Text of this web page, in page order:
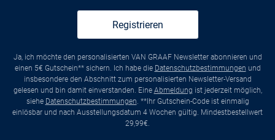
Registrieren
Ja, ich möchte den personalisierten VAN GRAAF Newsletter abonnieren und
einen 5€ Gutschein** sichern. Ich habe die Datenschutzbestimmungen und
insbesondere den Abschnitt zum personalisierten Newsletter-Versand
gelesen und bin damit einverstanden. Eine Abmeldung ist jederzeit möglich,
siehe Datenschutzbestimmungen. **Ihr Gutschein-Code ist einmalig
einlösbar und nach Ausstellungsdatum 4 Wochen gültig. Mindestbestellwert
29,99€.